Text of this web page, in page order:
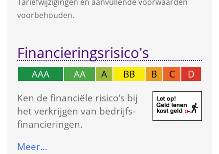
voorbehouden.
Financierings­risico's
AAA AA A BB B C
D
Ken de financiële risico's bij
het verkrijgen van bedrijfs­
financieringen.
Meer…